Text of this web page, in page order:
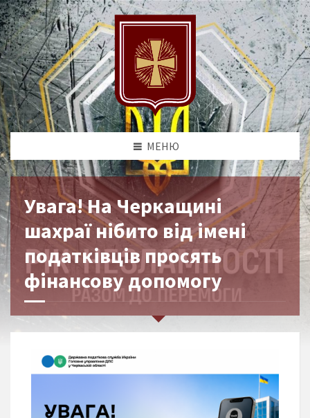
МЕНЮ
Увага! На Черкащині
шахраї нібито від імені
податківців просять
фінансову допомогу